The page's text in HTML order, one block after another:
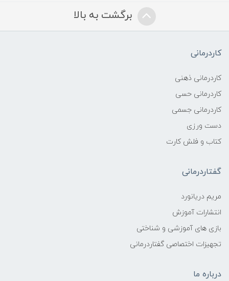
برگشت به بالا
کاردرمانی
کاردرمانی ذهنی
کاردرمانی حسی
کاردرمانی جسمی
دست ورزی
کتاب و فلش کارت
گفتاردرمانی
مریم دریانورد
انتشارات آموزش
بازی های آموزشی و شناختی
تجهیزات اختصاصی گفتاردرمانی
درباره ما